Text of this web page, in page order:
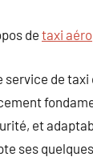
de taxi
service de taxi
et
ses